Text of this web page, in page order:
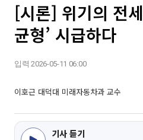
[시론] 위기의 전
균형’ 시급하다
입력 2026-05-11 06:00
이호근 대덕대 미래자동차과 교수
기사 듣기